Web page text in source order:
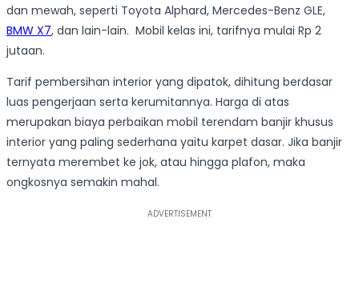
dan mewah, seperti Toyota Alphard, Mercedes-Benz GLE,
BMW X7, dan lain-lain. Mobil kelas ini, tarifnya mulai Rp 2
jutaan.
Tarif pembersihan interior yang dipatok, dihitung berdasar
luas pengerjaan serta kerumitannya. Harga di atas
merupakan biaya perbaikan mobil terendam banjir khusus
interior yang paling sederhana yaitu karpet dasar. Jika banjir
ternyata merembet ke jok, atau hingga plafon, maka
ongkosnya semakin mahal.